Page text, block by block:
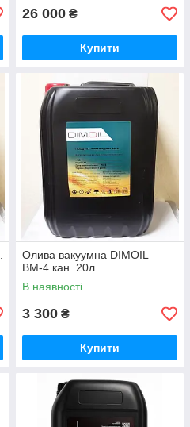
26 000 ₴
Купити
Олива вакуумна DIMOIL
ВМ-4 кан. 20л
В наявності
3 300 ₴
Купити